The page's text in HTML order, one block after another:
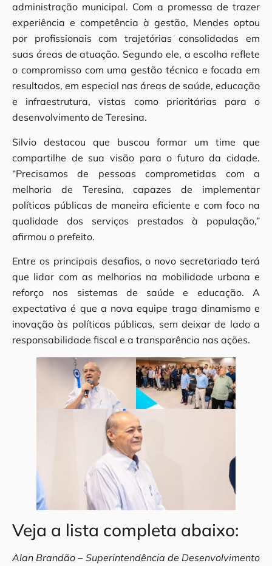
administração municipal. Com a promessa de trazer
experiência e competência à gestão, Mendes optou
por profissionais com trajetórias consolidadas em
suas áreas de atuação. Segundo ele, a escolha reflete
o compromisso com uma gestão técnica e focada em
resultados, em especial nas áreas de saúde, educação
e infraestrutura, vistas como prioritárias para o
desenvolvimento de Teresina.
Silvio destacou que buscou formar um time que
compartilhe de sua visão para o futuro da cidade.
“Precisamos de pessoas comprometidas com a
melhoria de Teresina, capazes de implementar
políticas públicas de maneira eficiente e com foco na
qualidade dos serviços prestados à população,”
afirmou o prefeito.
Entre os principais desafios, o novo secretariado terá
que lidar com as melhorias na mobilidade urbana e
reforço nos sistemas de saúde e educação. A
expectativa é que a nova equipe traga dinamismo e
inovação às políticas públicas, sem deixar de lado a
responsabilidade fiscal e a transparência nas ações.
Veja a lista completa abaixo:
Alan Brandão – Superintendência de Desenvolvimento